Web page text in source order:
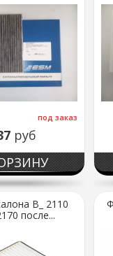
под заказ
руб
В_ 2110
после...